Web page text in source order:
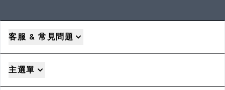
客服 & 常見問題
主選單